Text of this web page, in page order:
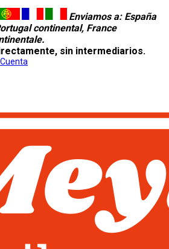
Enviamos a: España
continental, France
sin intermediarios.